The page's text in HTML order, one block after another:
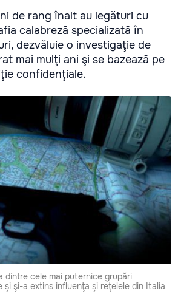
de rang înalt au legături cu
calabreză specializată în
dezvăluie o investigaţie de
mai mulţi ani şi se bazează pe
confidenţiale.
dintre cele mai puternice grupări
şi şi-a extins influenţa şi reţelele din Italia